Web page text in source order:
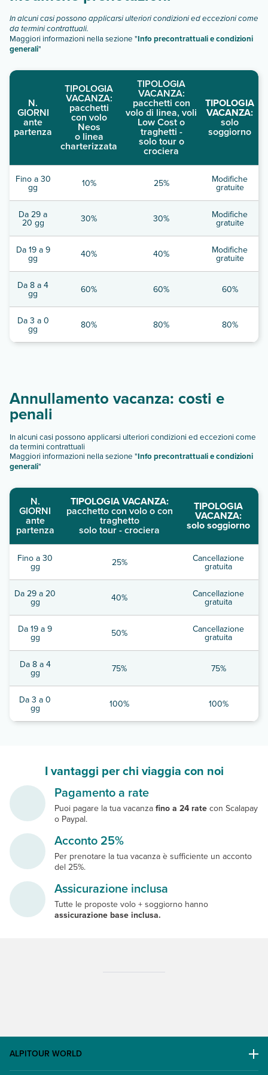
In alcuni casi possono applicarsi ulteriori condizioni ed eccezioni come
da termini contrattuali.
Maggiori informazioni nella sezione "Info precontrattuali e condizioni
generali"
N.
GIORNI
ante
partenza
TIPOLOGIA
VACANZA:
pacchetti
con volo
Neos
o linea
charterizzata
TIPOLOGIA
VACANZA:
pacchetti con
volo di linea, voli
Low Cost o
traghetti -
solo tour o
crociera
TIPOLOGIA
VACANZA:
solo
soggiorno
Fino a 30
gg 10% 25% Modifiche
gratuite
Da 29 a
20 gg 30% 30% Modifiche
gratuite
Da 19 a 9
gg 40% 40% Modifiche
gratuite
Da 8 a 4
gg 60% 60% 60%
Da 3 a 0
gg 80% 80% 80%
Annullamento vacanza: costi e
penali
In alcuni casi possono applicarsi ulteriori condizioni ed eccezioni come
da termini contrattuali
Maggiori informazioni nella sezione "Info precontrattuali e condizioni
generali"
N.
GIORNI
ante
partenza
TIPOLOGIA VACANZA:
pacchetto con volo o con
traghetto
solo tour - crociera
TIPOLOGIA
VACANZA:
solo soggiorno
Fino a 30
gg 25% Cancellazione
gratuita
Da 29 a 20
gg 40% Cancellazione
gratuita
Da 19 a 9
gg 50% Cancellazione
gratuita
Da 8 a 4
gg 75% 75%
Da 3 a 0
gg 100% 100%
I vantaggi per chi viaggia con noi
Pagamento a rate
Puoi pagare la tua vacanza fino a 24 rate con Scalapay
o Paypal.
Acconto 25%
Per prenotare la tua vacanza è sufficiente un acconto
del 25%.
Assicurazione inclusa
Tutte le proposte volo + soggiorno hanno
assicurazione base inclusa.
ALPITOUR WORLD